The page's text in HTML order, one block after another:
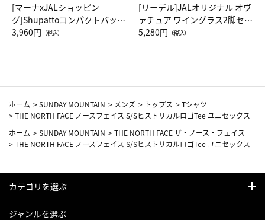
[マーナxJALショッピン
グ]Shupattoコンパクトバッグ
Drop JAL客室乗務員（LC）ス
3,960円 （税込）
[リーデル]JALオリジナル オヴ
ァチュア ワイングラス2脚セッ
ト（レッドワイン）
5,280円 （税込）
ホーム >SUNDAY MOUNTAIN > メンズ > トップス >Tシャツ
>THE NORTH FACE ノースフェイス S/SヒストリカルロゴTee ユニセックス
ホーム >SUNDAY MOUNTAIN >THE NORTH FACE ザ・ノース・フェイス
>THE NORTH FACE ノースフェイス S/SヒストリカルロゴTee ユニセックス
カテゴリを選ぶ
ジャンルを選ぶ